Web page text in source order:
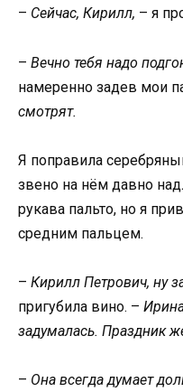
– Сейчас, Кирилл, – я
– Вечно тебя надо
намеренно задев мои
смотрят.
Я поправила
звено на нём давно
рукава пальто, но я
средним пальцем.
– Кирилл Петрович, ну
пригубила вино. –
задумалась. Праздник
– Она всегда думает